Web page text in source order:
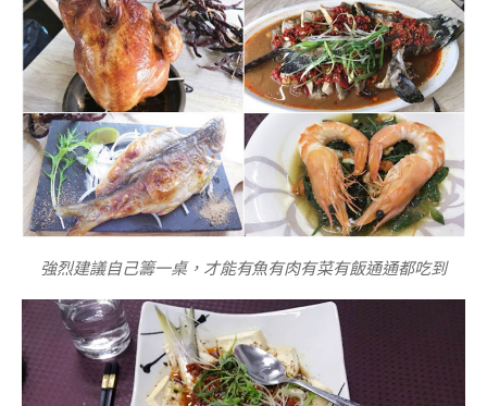
強烈建議自己籌一桌，才能有魚有肉有菜有飯通通都吃到